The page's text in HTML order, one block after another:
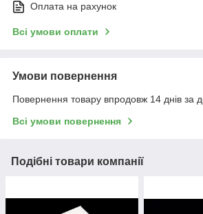
Оплата на рахунок
Всі умови оплати
Умови повернення
Повернення товару впродовж 14 днів за
Всі умови повернення
Подібні товари компанії